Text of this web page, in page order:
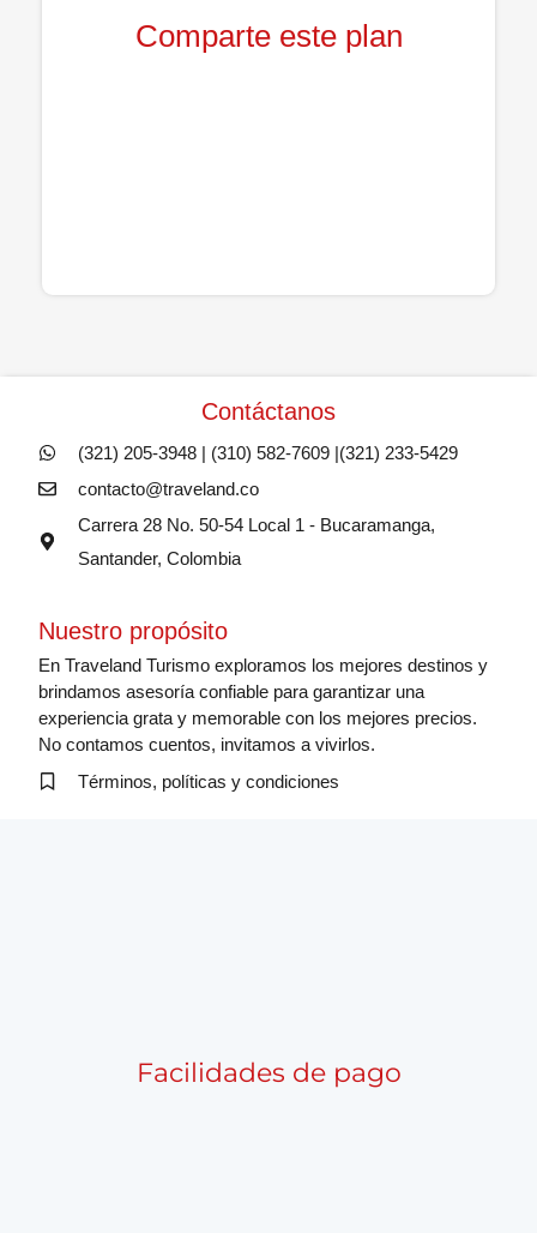
Comparte este plan
Contáctanos
(321) 205-3948 | (310) 582-7609 |(321) 233-5429
contacto@traveland.co
Carrera 28 No. 50-54 Local 1 - Bucaramanga,
Santander, Colombia
Nuestro propósito
En Traveland Turismo exploramos los mejores destinos y
brindamos asesoría confiable para garantizar una
experiencia grata y memorable con los mejores precios.
No contamos cuentos, invitamos a vivirlos.
Términos, políticas y condiciones
Facilidades de pago